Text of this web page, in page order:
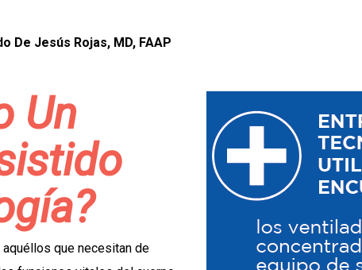
De Jesús Rojas, MD, FAAP
Un
que necesitan de